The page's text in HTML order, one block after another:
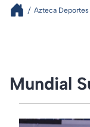
Azteca Deportes
Mundial